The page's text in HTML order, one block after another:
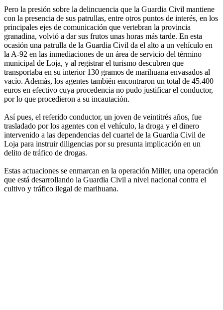
Pero la presión sobre la delincuencia que la Guardia Civil mantiene
con la presencia de sus patrullas, entre otros puntos de interés, en los
principales ejes de comunicación que vertebran la provincia
granadina, volvió a dar sus frutos unas horas más tarde. En esta
ocasión una patrulla de la Guardia Civil da el alto a un vehículo en
la A-92 en las inmediaciones de un área de servicio del término
municipal de Loja, y al registrar el turismo descubren que
transportaba en su interior 130 gramos de marihuana envasados al
vacío. Además, los agentes también encontraron un total de 45.400
euros en efectivo cuya procedencia no pudo justificar el conductor,
por lo que procedieron a su incautación.
Así pues, el referido conductor, un joven de veintitrés años, fue
trasladado por los agentes con el vehículo, la droga y el dinero
intervenido a las dependencias del cuartel de la Guardia Civil de
Loja para instruir diligencias por su presunta implicación en un
delito de tráfico de drogas.
Estas actuaciones se enmarcan en la operación Miller, una operación
que está desarrollando la Guardia Civil a nivel nacional contra el
cultivo y tráfico ilegal de marihuana.